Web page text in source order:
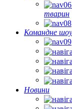
тварин
Командне шоу
Новини